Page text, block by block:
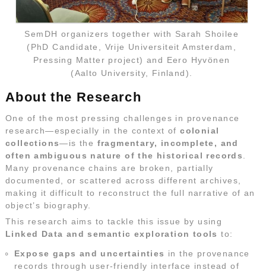
SemDH organizers together with Sarah Shoilee
(PhD Candidate, Vrije Universiteit Amsterdam,
Pressing Matter project) and Eero Hyvönen
(Aalto University, Finland).
About the Research
One of the most pressing challenges in provenance
research—especially in the context ofcolonial
collections—is the fragmentary, incomplete, and
often ambiguous nature of the historical records.
Many provenance chains are broken, partially
documented, or scattered across different archives,
making it difficult to reconstruct the full narrative of an
object’s biography.
This research aims to tackle this issue by using
Linked Data and semantic exploration tools to:
Expose gaps and uncertainties in the provenance
records through user-friendly interface instead of